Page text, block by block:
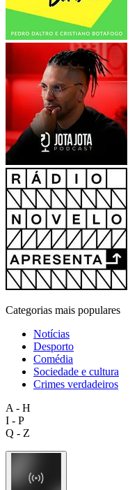
Categorias mais populares
Notícias
Desporto
Comédia
Sociedade e cultura
Crimes verdadeiros
A - H
I - P
Q - Z